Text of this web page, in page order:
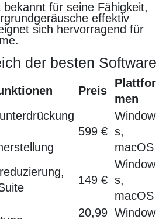
für seine Fähigkeit,
effektiv
sich hervorragend für
der besten Software
Preis
Plattfor
men
599 €
Window
s,
macOS
149 €
Window
s,
macOS
20,99 Window